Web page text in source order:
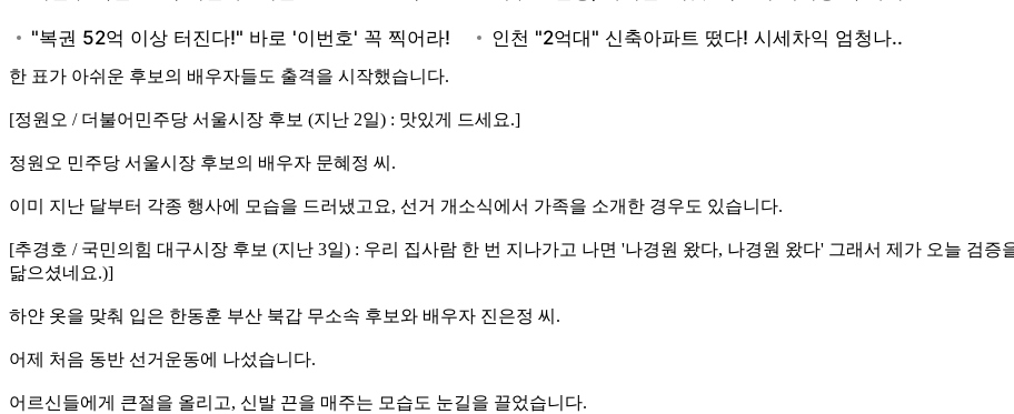
한 표가 아쉬운 후보의 배우자들도 출격을 시작했습니다.
[정원오 / 더불어민주당 서울시장 후보 (지난 2일) : 맛있게 드세요.]
정원오 민주당 서울시장 후보의 배우자 문혜정 씨.
이미 지난 달부터 각종 행사에 모습을 드러냈고요, 선거 개소식에서 가족을 소개한 경우도 있습니다.
[추경호 / 국민의힘 대구시장 후보 (지난 3일) : 우리 집사람 한 번 지나가고 나면 '나경원 왔다, 나경원 왔다' 그래서 제가 오늘 검증
닮으셨네요.)]
하얀 옷을 맞춰 입은 한동훈 부산 북갑 무소속 후보와 배우자 진은정 씨.
어제 처음 동반 선거운동에 나섰습니다.
어르신들에게 큰절을 올리고, 신발 끈을 매주는 모습도 눈길을 끌었습니다.